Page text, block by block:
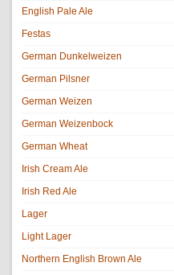
English Pale Ale
Festas
German Dunkelweizen
German Pilsner
German Weizen
German Weizenbock
German Wheat
Irish Cream Ale
Irish Red Ale
Lager
Light Lager
Northern English Brown Ale